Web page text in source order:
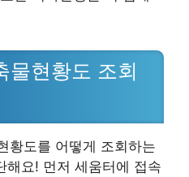
물현황도 조회
황도를 어떻게 조회하는
해요! 먼저 세움터에 접속